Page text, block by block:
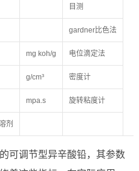
目测
gardner比色法
mg koh/g 电位滴定法
g/cm³ 密度计
mpa.s 旋转粘度计
剂
可调节型异辛酸铅，其参数